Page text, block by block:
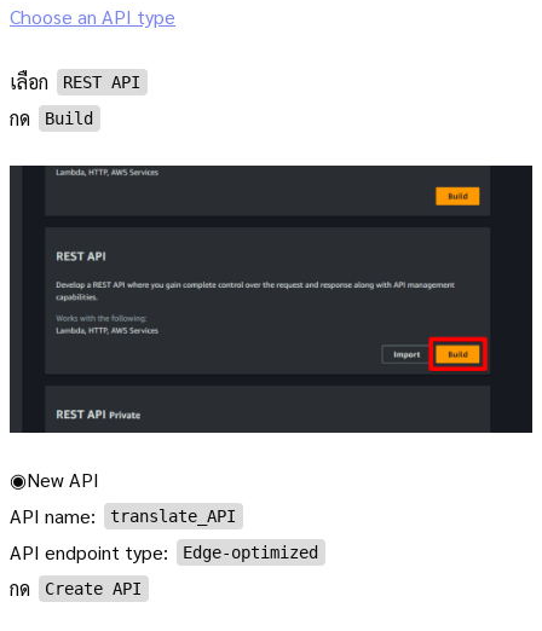
Choose an API type
เลือก REST API
กด Build
◉New API
API name:
translate_API
API endpoint type: Edge-optimized
กด Create API